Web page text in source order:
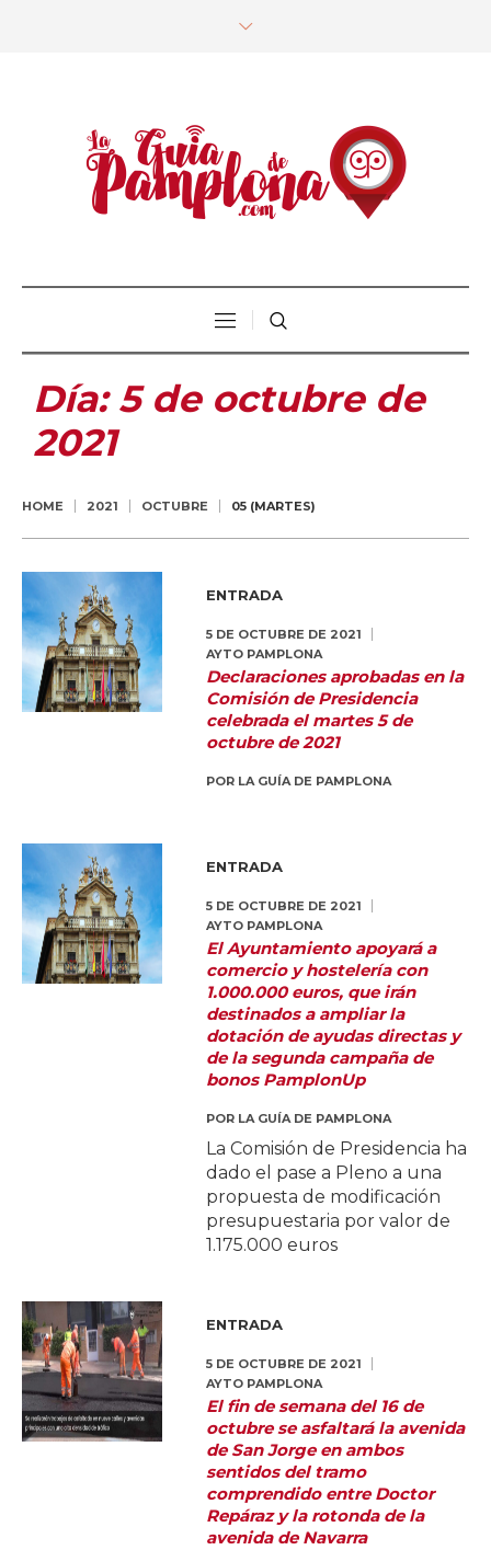
Día:5 de octubre de
2021
HOME 2021 OCTUBRE 05 (MARTES)
ENTRADA
5 DE OCTUBRE DE 2021
AYTO PAMPLONA
Declaraciones aprobadas en la
Comisión de Presidencia
celebrada el martes 5 de
octubre de 2021
POR LA GUÍA DE PAMPLONA
ENTRADA
5 DE OCTUBRE DE 2021
AYTO PAMPLONA
El Ayuntamiento apoyará a
comercio y hostelería con
1.000.000 euros, que irán
destinados a ampliar la
dotación de ayudas directas y
de la segunda campaña de
bonos PamplonUp
POR LA GUÍA DE PAMPLONA
La Comisión de Presidencia ha
dado el pase a Pleno a una
propuesta de modificación
presupuestaria por valor de
1.175.000 euros
ENTRADA
5 DE OCTUBRE DE 2021
AYTO PAMPLONA
El fin de semana del 16 de
octubre se asfaltará la avenida
de San Jorge en ambos
sentidos del tramo
comprendido entre Doctor
Repáraz y la rotonda de la
avenida de Navarra